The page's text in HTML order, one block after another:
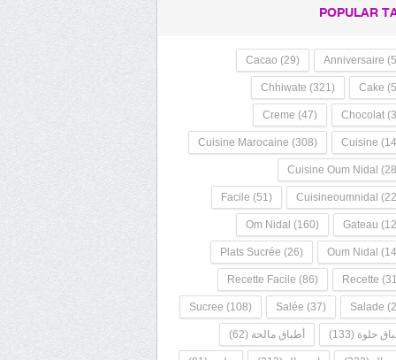
POPULAR
Anniversaire
Cacao (29)
Cake
Chhiwate (321)
Chocolat
Creme (47)
Cuisine
Cuisine Marocaine (308)
Cuisine Oum Nidal
Cuisineoumnidal
Facile (51)
Gateau
Om Nidal (160)
Oum Nidal
Plats Sucrée (26)
Recette
Recette Facile (86)
Salade
Salée (37)
Sucree (108)
حلوة (133) أطباق مالحة (62)